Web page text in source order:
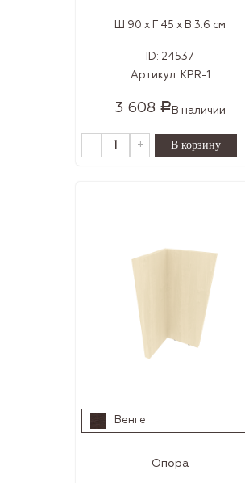
Ш 90 x Г 45 x В 3.6 см
ID: 24537
Артикул: KPR-1
3 608 Р В наличии
- +
Венге
Опора